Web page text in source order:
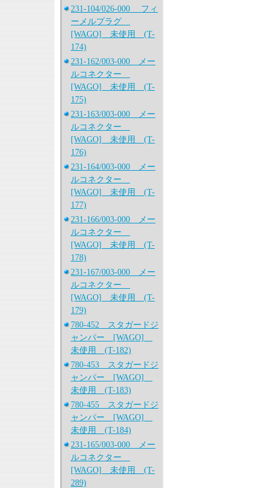
231-104/026-000 フィ
ーメルプラグ
[WAGO] 未使用 (T-
174)
231-162/003-000 メー
ルコネクター
[WAGO] 未使用 (T-
175)
231-163/003-000 メー
ルコネクター
[WAGO] 未使用 (T-
176)
231-164/003-000 メー
ルコネクター
[WAGO] 未使用 (T-
177)
231-166/003-000 メー
ルコネクター
[WAGO] 未使用 (T-
178)
231-167/003-000 メー
ルコネクター
[WAGO] 未使用 (T-
179)
780-452 スタガードジ
ャンパー [WAGO]
未使用 (T-182)
780-453 スタガードジ
ャンパー [WAGO]
未使用 (T-183)
780-455 スタガードジ
ャンパー [WAGO]
未使用 (T-184)
231-165/003-000 メー
ルコネクター
[WAGO] 未使用 (T-
289)